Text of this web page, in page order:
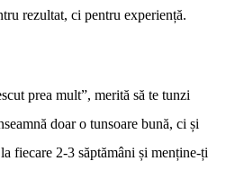
rezultat, ci pentru experiență.
prea mult”, merită să te tunzi
doar o tunsoare bună, ci și
fiecare 2-3 săptămâni și menține-ți